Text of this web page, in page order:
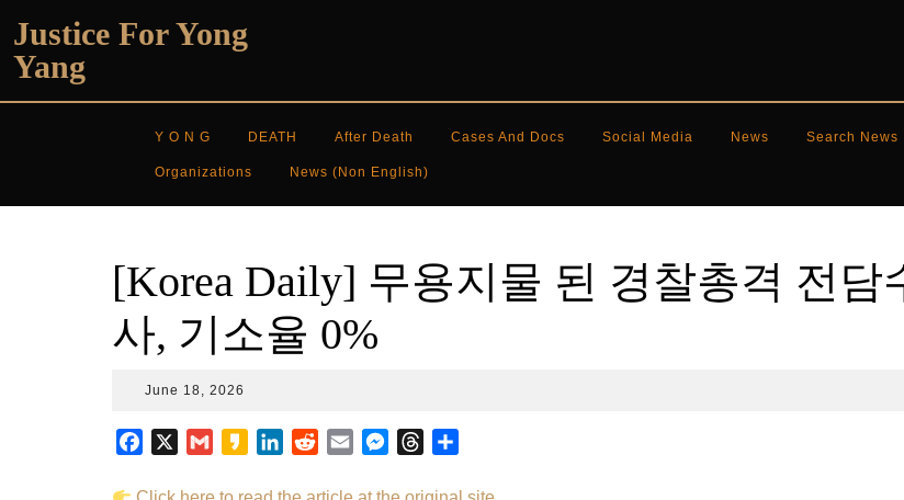
content
Justice For Yong
Yang
Y O N G DEATH After Death Cases And Docs Social Media News Search News
Organizations News (non English)
[Korea Daily] 무용지물 된 경찰총격 전담
사, 기소율 0%
June 18, 2026
2026
c
a
k
n
R
d
a
M
s
r
a